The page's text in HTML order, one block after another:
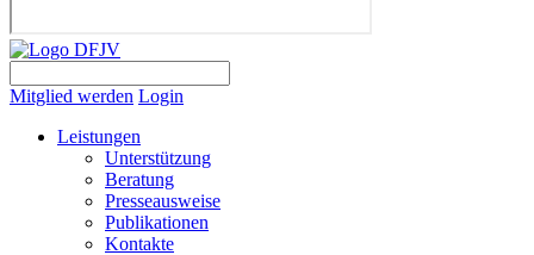
Mitglied werden Login
Leistungen
Unterstützung
Beratung
Presseausweise
Publikationen
Kontakte